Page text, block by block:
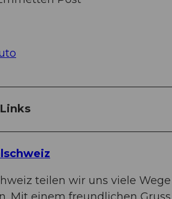
teilen wir uns viele